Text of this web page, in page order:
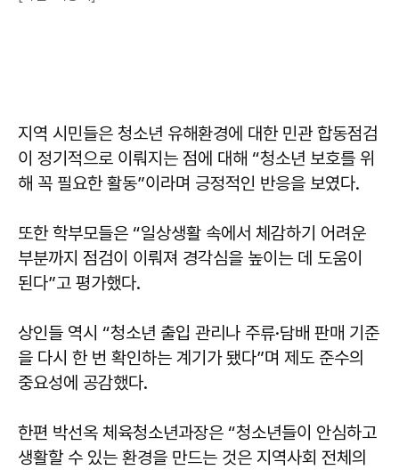
지역 시민들은 청소년 유해환경에 대한 민관 합동점검
이 정기적으로 이뤄지는 점에 대해 “청소년 보호를 위
해 꼭 필요한 활동”이라며 긍정적인 반응을 보였다.
또한 학부모들은 “일상생활 속에서 체감하기 어려운
부분까지 점검이 이뤄져 경각심을 높이는 데 도움이
된다”고 평가했다.
상인들 역시 “청소년 출입 관리나 주류·담배 판매 기준
을 다시 한 번 확인하는 계기가 됐다”며 제도 준수의
중요성에 공감했다.
한편 박선옥 체육청소년과장은 “청소년들이 안심하고
생활할 수 있는 환경을 만드는 것은 지역사회 전체의